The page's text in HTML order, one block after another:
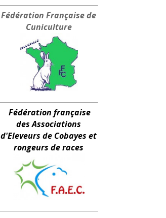
Fédération Françaisede
Cuniculture
Fédération française
des Associations
d'Eleveurs de Cobayes et
rongeurs de races